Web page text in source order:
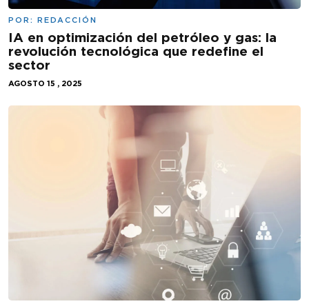
POR: REDACCIÓN
IA en optimización del petróleo y gas: la
revolución tecnológica que redefine el
sector
AGOSTO 15 , 2025